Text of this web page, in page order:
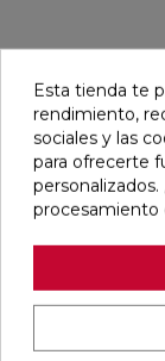
BEIGE MATE
45X45
Ref:
Geotiles
favorite
F
Esta tienda te
rendimiento,
sociales y las
para ofrecerte
procesamiento